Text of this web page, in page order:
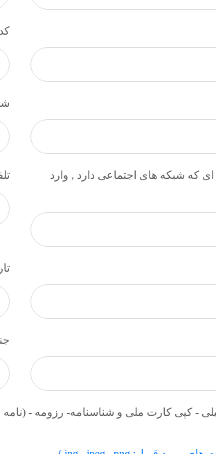
که شبکه های اجتماعی دارد , وارد
- کپی کارت ملی و شناسنامه- رزومه -